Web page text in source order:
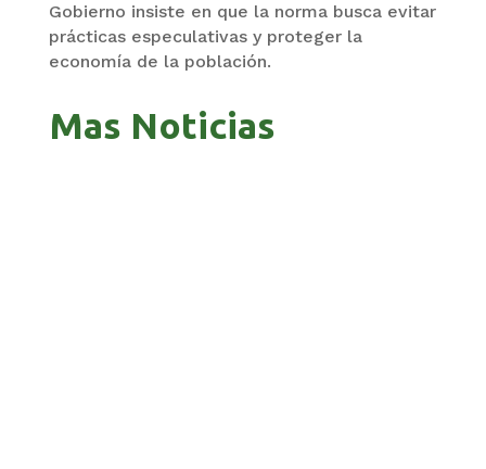
Gobierno insiste en que la norma busca evitar
prácticas especulativas y proteger la
economía de la población.
Mas Noticias